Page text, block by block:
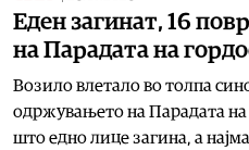
Еден загинат, 16
на Парадата на
Возило влетало во толпа
одржувањето на Парадата
што едно лице загина, а